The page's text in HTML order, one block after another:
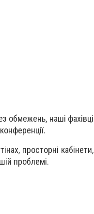
обмежень, наші фахівці
просторні кабінети,
проблемі.